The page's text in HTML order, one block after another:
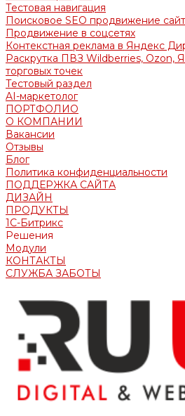
Тестовая навигация
Поисковое SEO продвижение
Продвижение в соцсетях
Контекстная реклама в Яндекс
Раскрутка ПВЗ Wildberries, Ozon,
торговых точек
Тестовый раздел
AI-маркетолог
ПОРТФОЛИО
О КОМПАНИИ
Вакансии
Отзывы
Блог
Политика конфиденциальности
ПОДДЕРЖКА САЙТА
ДИЗАЙН
ПРОДУКТЫ
1С-Битрикс
Решения
Модули
КОНТАКТЫ
СЛУЖБА ЗАБОТЫ